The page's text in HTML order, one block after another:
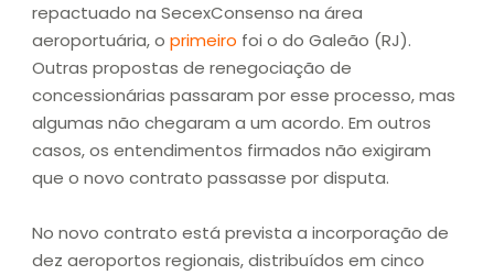
repactuado na SecexConsenso na área
aeroportuária, o primeiro foi o do Galeão (RJ).
Outras propostas de renegociação de
concessionárias passaram por esse processo, mas
algumas não chegaram a um acordo. Em outros
casos, os entendimentos firmados não exigiram
que o novo contrato passasse por disputa.
No novo contrato está prevista a incorporação de
dez aeroportos regionais, distribuídos em cinco